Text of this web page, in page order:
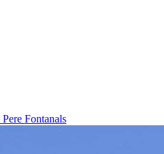
Pere Fontanals